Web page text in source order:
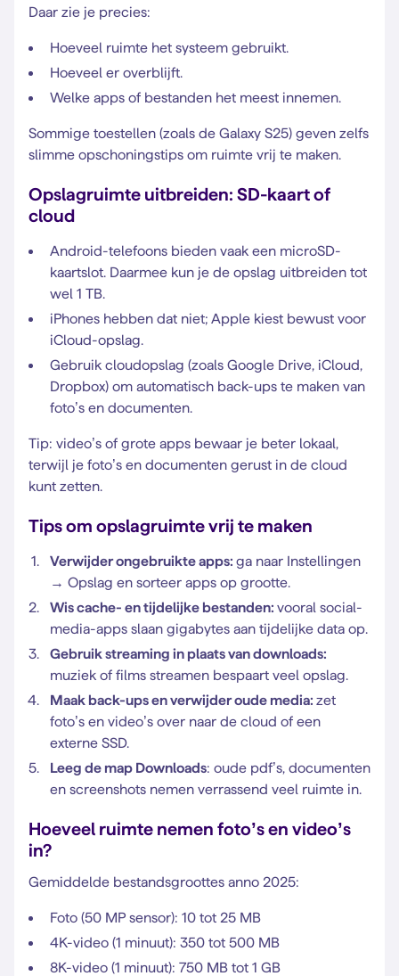
Daar zie je precies:
Hoeveel ruimte het systeem gebruikt.
Hoeveel er overblijft.
Welke apps of bestanden het meest innemen.
Sommige toestellen (zoals de Galaxy S25) geven zelfs
slimme opschoningstips om ruimte vrij te maken.
Opslagruimte uitbreiden: SD-kaart of
cloud
Android-telefoons bieden vaak een microSD-
kaartslot. Daarmee kun je de opslag uitbreiden tot
wel 1 TB.
iPhones hebben dat niet; Apple kiest bewust voor
iCloud-opslag.
Gebruik cloudopslag (zoals Google Drive, iCloud,
Dropbox) om automatisch back-ups te maken van
foto’s en documenten.
Tip: video’s of grote apps bewaar je beter lokaal,
terwijl je foto’s en documenten gerust in de cloud
kunt zetten.
Tips om opslagruimte vrij te maken
Verwijder ongebruikte apps: ga naar Instellingen
→ Opslag en sorteer apps op grootte.
Wis cache- en tijdelijke bestanden: vooral social-
media-apps slaan gigabytes aan tijdelijke data op.
Gebruik streaming in plaats van downloads:
muziek of films streamen bespaart veel opslag.
Maak back-ups en verwijder oude media: zet
foto’s en video’s over naar de cloud of een
externe SSD.
Leeg de map Downloads: oude pdf’s, documenten
en screenshots nemen verrassend veel ruimte in.
Hoeveel ruimte nemen foto’s en video’s
in?
Gemiddelde bestandsgroottes anno 2025:
Foto (50 MP sensor): 10 tot 25 MB
4K-video (1 minuut): 350 tot 500 MB
8K-video (1 minuut): 750 MB tot 1 GB